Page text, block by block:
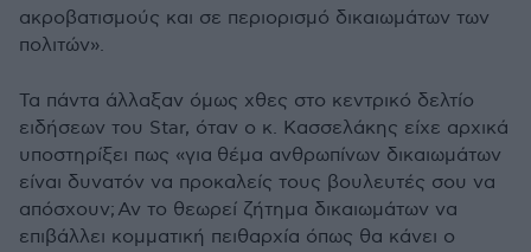
ακροβατισμούς και σε περιορισμό δικαιωμάτων των
πολιτών».
Τα πάντα άλλαξαν όμως χθες στο κεντρικό δελτίο
ειδήσεων του Star, όταν ο κ. Κασσελάκης είχε αρχικά
υποστηρίξει πως «για θέμα ανθρωπίνων δικαιωμάτων
είναι δυνατόν να προκαλείς τους βουλευτές σου να
απόσχουν; Αν το θεωρεί ζήτημα δικαιωμάτων να
επιβάλλει κομματική πειθαρχία όπως θα κάνει ο